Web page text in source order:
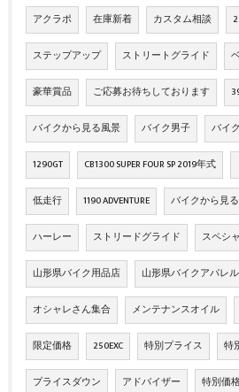
アクラポ 在庫新着 カスタム相談
ステップアップ ストリートグライド
豪華賞品 ご応募お待ちしております
バイクから見る風景 バイク男子 バイ
1290GT CB1300 SUPER FOUR SP 2019年式
低走行 1190 ADVENTURE バイクから見
ハーレー ストリードグライド スペシ
山形県バイク用品店 山形県バイクアパレ
オシャレさん集合 メンテナンスオイル
限定価格 250EXC 特別プライス 特
プライスダウン アドバイザー 特別価